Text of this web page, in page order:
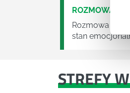
ROZMOWA
Rozmowa
stan
STREFY